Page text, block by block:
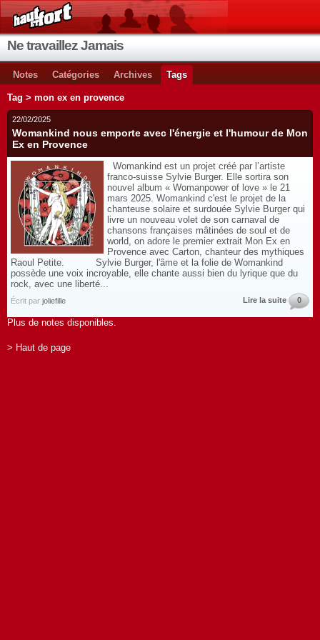
Ne travaillez Jamais
Notes Catégories Archives Tags
Tag > mon ex en provence
22/02/2025
Womankind nous emporte avec l'énergie et l'humour de Mon
Ex en Provence
Womankind est un projet créé par l’artiste
franco-suisse Sylvie Burger. Elle sortira son
nouvel album « Womanpower of love » le 21
mars 2025. Womankind c'est le projet de la
chanteuse solaire et surdouée Sylvie Burger qui
livre un nouveau volet de son carnaval de
chansons françaises mâtinées de soul et de
world, on adore le premier extrait Mon Ex en
Provence avec Carton, chanteur des mythiques
Raoul Petite. Sylvie Burger, l'âme et la folie de Womankind
possède une voix incroyable, elle chante aussi bien du lyrique que du
rock, avec une liberté...
Écrit par joliefille Lire la suite 0
Plus de notes disponibles.
> Haut de page